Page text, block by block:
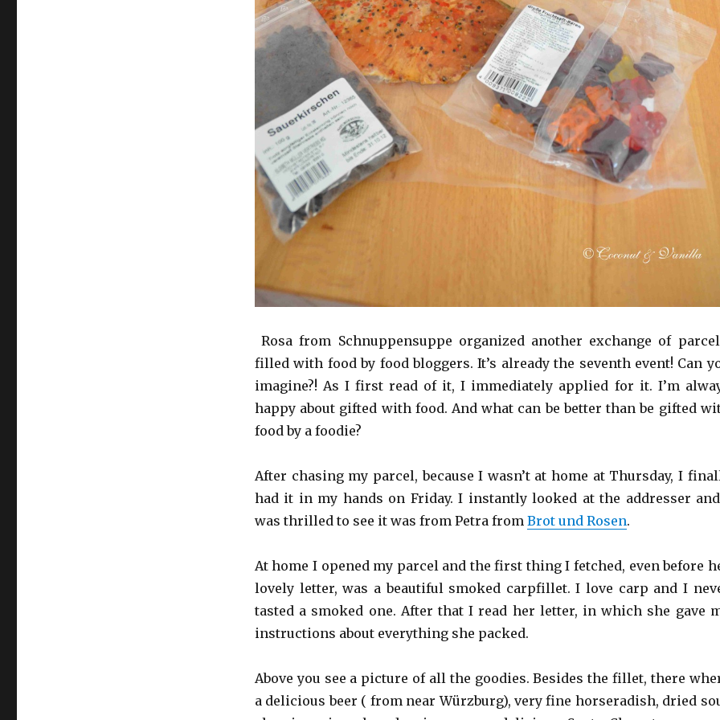
Rosa from Schnuppensuppe organized another exchange of
filled with food by food bloggers. It’s already the seventh event! Can
imagine?! As I first read of it, I immediately applied for it. I’m
happy about gifted with food. And what can be better than be gifted
food by a foodie?
After chasing my parcel, because I wasn’t at home at Thursday, I
had it in my hands on Friday. I instantly looked at the addresser
was thrilled to see it was from Petra from Brot und Rosen.
At home I opened my parcel and the first thing I fetched, even before
lovely letter, was a beautiful smoked carpfillet. I love carp and I
tasted a smoked one. After that I read her letter, in which she gave
instructions about everything she packed.
Above you see a picture of all the goodies. Besides the fillet, there
a delicious beer ( from near Würzburg), very fine horseradish, dried